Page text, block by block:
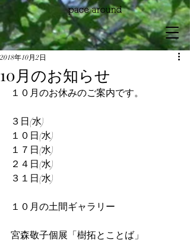
10月のお知らせ
2018年10月2日
１０月のお休みのご案内です。
３日(水)
１０日(水)
１７日(水)
２４日(水)
３１日(水)
１０月の土間ギャラリー
宮森敬子個展「樹拓とことば」